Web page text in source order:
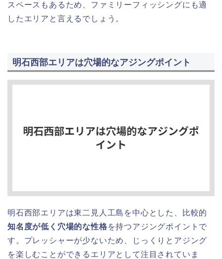
スペースもあるため、ファミリーフィッシングにも適
したエリアと言えるでしょう。
明石西部エリアは穴場的なアジングポイント
明石西部エリアは東二見人工島を中心とした、比較的
知名度が低く穴場的な性格を持つアジングポイントで
す。プレッシャーが少ないため、じっくりとアジング
を楽しむことができるエリアとして注目されていま